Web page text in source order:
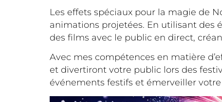
Les effets spéciaux pour la magie de
animations projetées. En utilisant des
des films avec le public en direct,
Avec mes compétences en matière
et divertiront votre public lors des
événements festifs et émerveiller